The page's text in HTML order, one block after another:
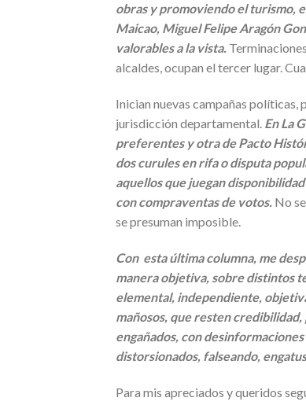
obras y promoviendo el turismo,
Maicao, Miguel Felipe Aragón
valorables a la vista.
alcaldes, ocupan el tercer lugar.
Inician nuevas campañas políticas,
jurisdicción departamental. En La
preferentes y otra de Pacto
dos curules en rifa o disputa
aquellos que juegan
con compraventas de votos. No
se presuman imposible.
Con esta última columna, me
manera objetiva, sobre distintos
elemental, independiente,
mañosos, que resten
engañados, con
distorsionados, falseando,
Para mis apreciados y queridos